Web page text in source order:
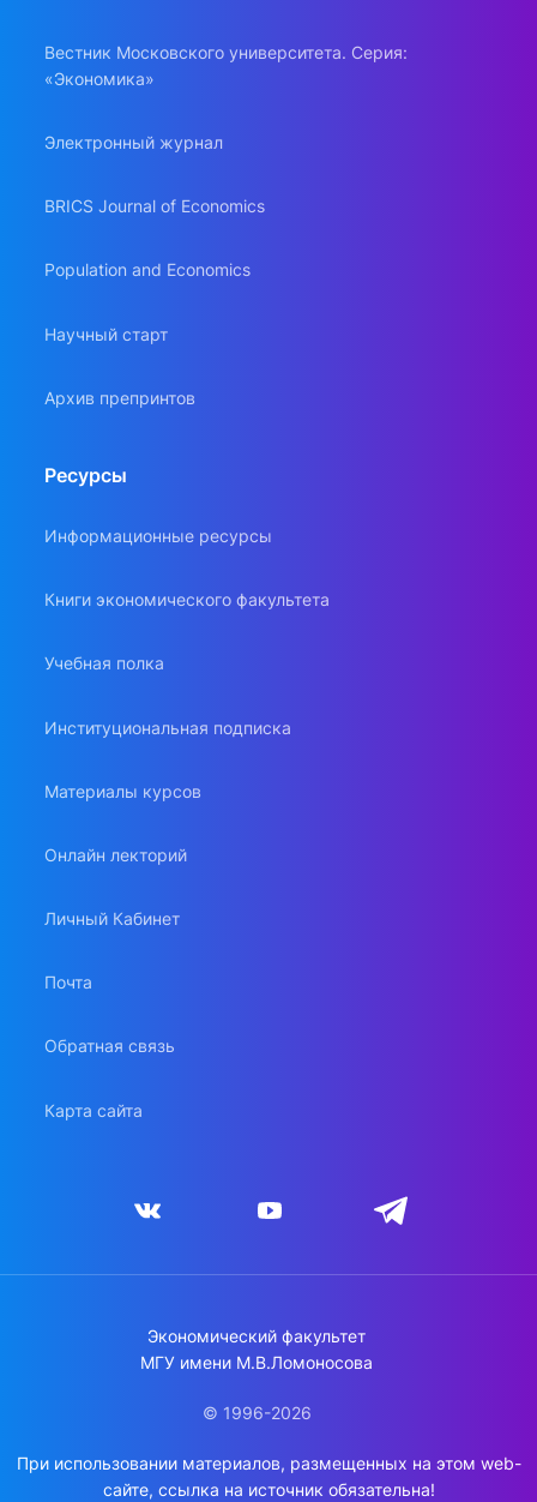
Вестник Московского университета. Серия:
«Экономика»
Электронный журнал
BRICS Journal of Economics
Population and Economics
Научный старт
Архив препринтов
Ресурсы
Информационные ресурсы
Книги экономического факультета
Учебная полка
Институциональная подписка
Материалы курсов
Онлайн лекторий
Личный Кабинет
Почта
Обратная связь
Карта сайта
Экономический факультет
МГУ имени М.В.Ломоносова
© 1996-2026
При использовании материалов, размещенных на этом web-
сайте, ссылка на источник обязательна!